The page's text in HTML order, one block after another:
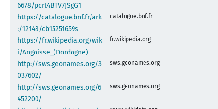
6678/pcrt4BTV7JSgG1
https://catalogue.bnf.fr/ark
:/12148/cb15251659s
catalogue.bnf.fr
https://fr.wikipedia.org/wik
i/Angoisse_(Dordogne)
fr.wikipedia.org
http://sws.geonames.org/3
037602/
sws.geonames.org
http://sws.geonames.org/6
452200/
sws.geonames.org